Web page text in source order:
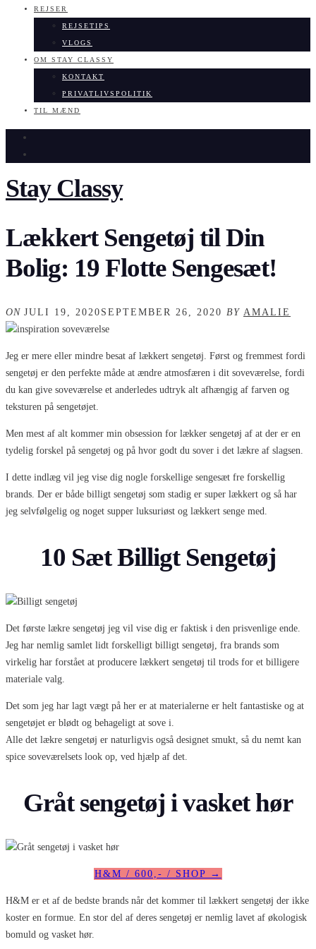
REJSER
REJSETIPS
VLOGS
OM STAY CLASSY
KONTAKT
PRIVATLIVSPOLITIK
TIL MÆND
Stay Classy
Lækkert Sengetøj til Din
Bolig: 19 Flotte Sengesæt!
ON JULI 19, 2020 SEPTEMBER 26, 2020 BY AMALIE
Jeg er mere eller mindre besat af lækkert sengetøj. Først og fremmest fordi
sengetøj er den perfekte måde at ændre atmosfæren i dit soveværelse, fordi
du kan give soveværelse et anderledes udtryk alt afhængig af farven og
teksturen på sengetøjet.
Men mest af alt kommer min obsession for lækker sengetøj af at der er en
tydelig forskel på sengetøj og på hvor godt du sover i det lækre af slagsen.
I dette indlæg vil jeg vise dig nogle forskellige sengesæt fre forskellig
brands. Der er både billigt sengetøj som stadig er super lækkert og så har
jeg selvfølgelig og noget supper luksuriøst og lækkert senge med.
10 Sæt Billigt Sengetøj
Det første lækre sengetøj jeg vil vise dig er faktisk i den prisvenlige ende.
Jeg har nemlig samlet lidt forskelligt billigt sengetøj, fra brands som
virkelig har forstået at producere lækkert sengetøj til trods for et billigere
materiale valg.
Det som jeg har lagt vægt på her er at materialerne er helt fantastiske og at
sengetøjet er blødt og behageligt at sove i.
Alle det lækre sengetøj er naturligvis også designet smukt, så du nemt kan
spice soveværelsets look op, ved hjælp af det.
Gråt sengetøj i vasket hør
H&M / 600,- / SHOP →
H&M er et af de bedste brands når det kommer til lækkert sengetøj der ikke
koster en formue. En stor del af deres sengetøj er nemlig lavet af økologisk
bomuld og vasket hør.